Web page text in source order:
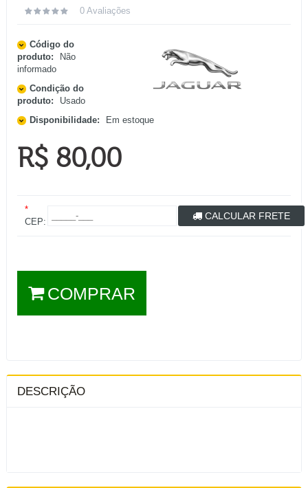
0 Avaliações
Código do
produto:
Não
informado
Condição do
produto:
Usado
Disponibilidade:
Em estoque
R$ 80,00
*
CEP:
CALCULAR FRETE
COMPRAR
DESCRIÇÃO